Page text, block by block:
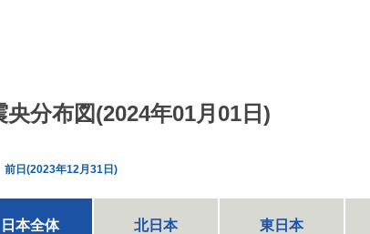
央分布図(2024年01月01日)
前日(2023年12月31日)
日本全体 北日本 東日本